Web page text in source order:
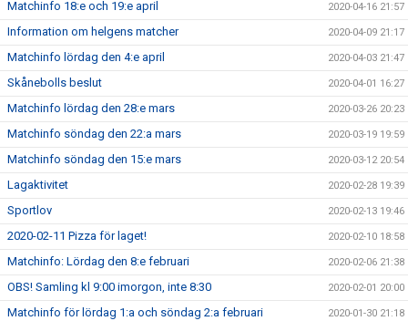
Matchinfo 18:e och 19:e april 2020-04-16 21:57
Information om helgens matcher 2020-04-09 21:17
Matchinfo lördag den 4:e april 2020-04-03 21:47
Skånebolls beslut 2020-04-01 16:27
Matchinfo lördag den 28:e mars 2020-03-26 20:23
Matchinfo söndag den 22:a mars 2020-03-19 19:59
Matchinfo söndag den 15:e mars 2020-03-12 20:54
Lagaktivitet 2020-02-28 19:39
Sportlov 2020-02-13 19:46
2020-02-11 Pizza för laget! 2020-02-10 18:58
Matchinfo: Lördag den 8:e februari 2020-02-06 21:38
OBS! Samling kl 9:00 imorgon, inte 8:30 2020-02-01 20:00
Matchinfo för lördag 1:a och söndag 2:a februari 2020-01-30 21:18